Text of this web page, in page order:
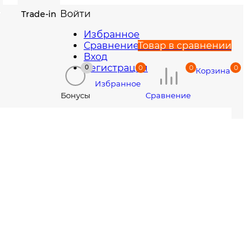
Trade-in Войти
Избранное
СравнениеТовар в сравнении
Вход
Регистрация
0
Бонусы
0
Избранное
0
Сравнение
0
Корзина